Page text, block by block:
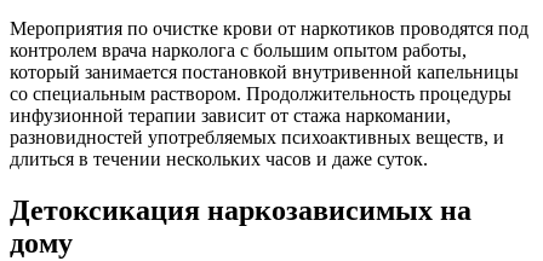
Мероприятия по очистке крови от наркотиков проводятся под
контролем врача нарколога с большим опытом работы,
который занимается постановкой внутривенной капельницы
со специальным раствором. Продолжительность процедуры
инфузионной терапии зависит от стажа наркомании,
разновидностей употребляемых психоактивных веществ, и
длиться в течении нескольких часов и даже суток.
Детоксикация наркозависимых на
дому